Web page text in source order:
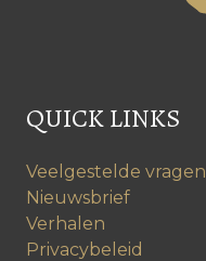
QUICK LINKS
Veelgestelde vragen
Nieuwsbrief
Verhalen
Privacybeleid